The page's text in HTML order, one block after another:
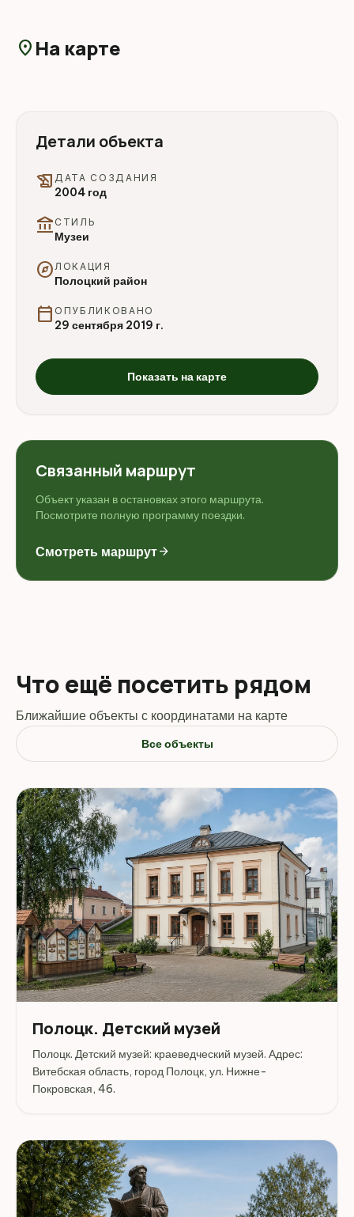
location_on На карте
Детали объекта
history_edu ДАТА СОЗДАНИЯ
2004 год
account_balance СТИЛЬ
Музеи
explore ЛОКАЦИЯ
Полоцкий район
calendar_today ОПУБЛИКОВАНО
29 сентября 2019 г.
Показать на карте
Связанный маршрут
Объект указан в остановках этого маршрута.
Посмотрите полную программу поездки.
Смотреть маршрутarrow_forward
Что ещё посетить рядом
Ближайшие объекты с координатами на карте
Все объекты
Полоцк. Детский музей
Полоцк. Детский музей: краеведческий музей. Адрес:
Витебская область, город Полоцк, ул. Нижне-
Покровская, 46.